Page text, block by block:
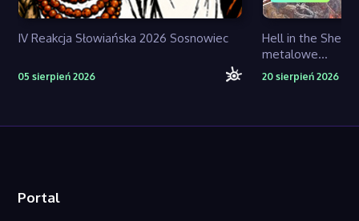
IV Reakcja Słowiańska 2026 Sosnowiec
05 sierpień 2026
Hell in the Shell
metalowe...
20 sierpień 2026
Portal